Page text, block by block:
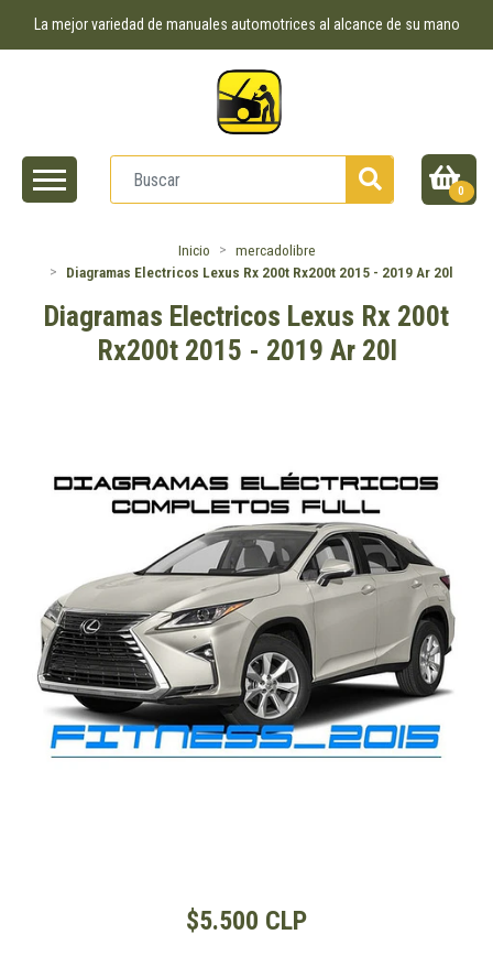
La mejor variedad de manuales automotrices al alcance de su mano
0
Inicio
mercadolibre
Diagramas Electricos Lexus Rx 200t Rx200t 2015 - 2019 Ar 20l
Diagramas Electricos Lexus Rx 200t
Rx200t 2015 - 2019 Ar 20l
$5.500 CLP